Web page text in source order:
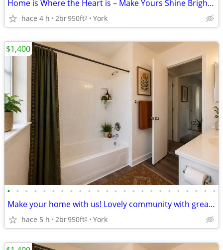
Home is Where the Heart is – Make Yours Shine Brightly Here!
hace 4 h 2br950ft2 York
• • • • • • • • • • • • • • • • • • • • • • • •
Make your home with us! Lovely community with great style!
hace 5 h 2br950ft2 York
$1,400